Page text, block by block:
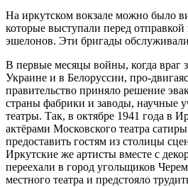
На иркутском вокзале можно было
которые выступали перед
эшелонов. Эти бригады
В первые месяцы войны, когда враг
Украине и в Белоруссии, про-
правительство приняло решение
страны фабрики и заводы, научные
театры. Так, в октябре 1941 года в
актёрами Московского театра
предоставить гостям из столицы
Иркутские же артисты вместе с
переехали в город угольщиков
местного театра и предстояло